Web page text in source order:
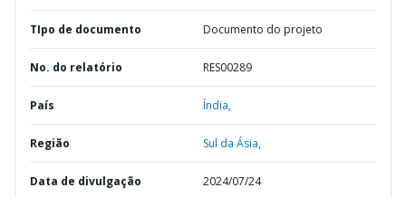
TIpo de documento Documento do projeto
No. do relatório RES00289
País Índia,
Região Sul da Ásia,
Data de divulgação 2024/07/24